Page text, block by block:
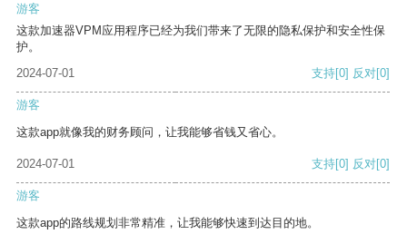
游客
这款加速器VPM应用程序已经为我们带来了无限的隐私保护和安全性保
护。
2024-07-01
支持[0] 反对[0]
游客
这款app就像我的财务顾问，让我能够省钱又省心。
2024-07-01 支持[0] 反对[0]
游客
这款app的路线规划非常精准，让我能够快速到达目的地。